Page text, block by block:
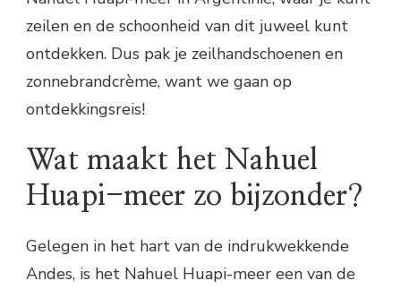
zeilen en de schoonheid van dit juweel kunt
ontdekken. Dus pak je zeilhandschoenen en
zonnebrandcrème, want we gaan op
ontdekkingsreis!
Wat maakt het Nahuel
Huapi-meer zo bijzonder?
Gelegen in het hart van de indrukwekkende
Andes, is het Nahuel Huapi-meer een van de